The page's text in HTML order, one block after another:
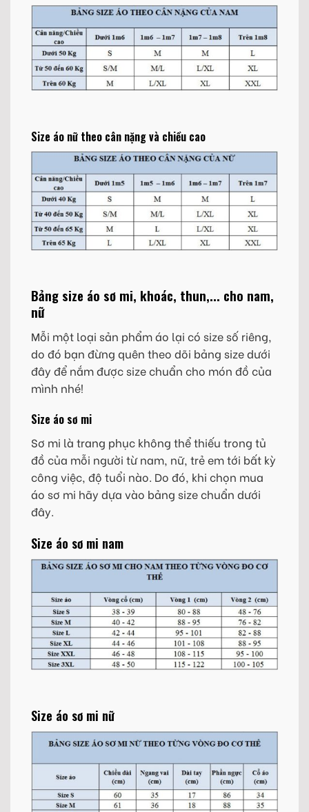
Size áo nữ theo cân nặng và chiều cao
Bảng size áo sơ mi, khoác, thun,... cho nam,
nữ
Mỗi một loại sản phẩm áo lại có size số riêng,
do đó bạn đừng quên theo dõi bảng size dưới
đây để nắm được size chuẩn cho món đồ của
mình nhé!
Size áo sơ mi
Sơ mi là trang phục không thể thiếu trong tủ
đồ của mỗi người từ nam, nữ, trẻ em tới bất kỳ
công việc, độ tuổi nào. Do đó, khi chọn mua
áo sơ mi hãy dựa vào bảng size chuẩn dưới
đây.
Size áo sơ mi nam
Size áo sơ mi nữ